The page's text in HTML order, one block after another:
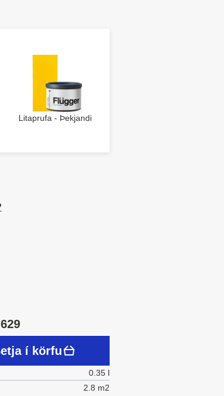
Litaprufa - Þekjandi
í körfu
0.35 l
2.8 m2